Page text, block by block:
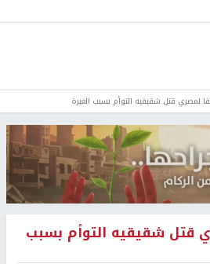
لمصري قتل شقيقيه التوأم بسبب الغيرة
قتل شقيقيه التوأم بسبب